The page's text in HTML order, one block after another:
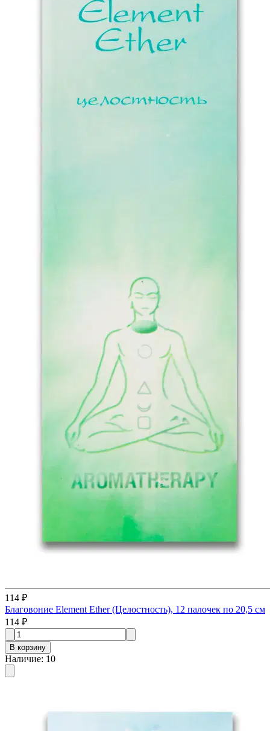
114 ₽
Благовоние Element Ether (Целостность), 12 палочек по 20,5 см
114 ₽
В корзину
Наличие: 10